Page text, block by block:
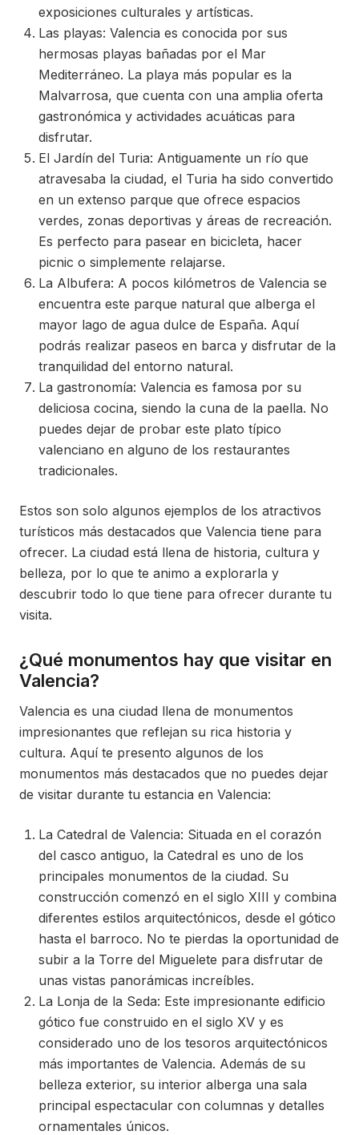
exposiciones culturales y artísticas.
Las playas: Valencia es conocida por sus
hermosas playas bañadas por el Mar
Mediterráneo. La playa más popular es la
Malvarrosa, que cuenta con una amplia oferta
gastronómica y actividades acuáticas para
disfrutar.
El Jardín del Turia: Antiguamente un río que
atravesaba la ciudad, el Turia ha sido convertido
en un extenso parque que ofrece espacios
verdes, zonas deportivas y áreas de recreación.
Es perfecto para pasear en bicicleta, hacer
picnic o simplemente relajarse.
La Albufera: A pocos kilómetros de Valencia se
encuentra este parque natural que alberga el
mayor lago de agua dulce de España. Aquí
podrás realizar paseos en barca y disfrutar de la
tranquilidad del entorno natural.
La gastronomía: Valencia es famosa por su
deliciosa cocina, siendo la cuna de la paella. No
puedes dejar de probar este plato típico
valenciano en alguno de los restaurantes
tradicionales.
Estos son solo algunos ejemplos de los atractivos
turísticos más destacados que Valencia tiene para
ofrecer. La ciudad está llena de historia, cultura y
belleza, por lo que te animo a explorarla y
descubrir todo lo que tiene para ofrecer durante tu
visita.
¿Qué monumentos hay que visitar en
Valencia?
Valencia es una ciudad llena de monumentos
impresionantes que reflejan su rica historia y
cultura. Aquí te presento algunos de los
monumentos más destacados que no puedes dejar
de visitar durante tu estancia en Valencia:
La Catedral de Valencia: Situada en el corazón
del casco antiguo, la Catedral es uno de los
principales monumentos de la ciudad. Su
construcción comenzó en el siglo XIII y combina
diferentes estilos arquitectónicos, desde el gótico
hasta el barroco. No te pierdas la oportunidad de
subir a la Torre del Miguelete para disfrutar de
unas vistas panorámicas increíbles.
La Lonja de la Seda: Este impresionante edificio
gótico fue construido en el siglo XV y es
considerado uno de los tesoros arquitectónicos
más importantes de Valencia. Además de su
belleza exterior, su interior alberga una sala
principal espectacular con columnas y detalles
ornamentales únicos.